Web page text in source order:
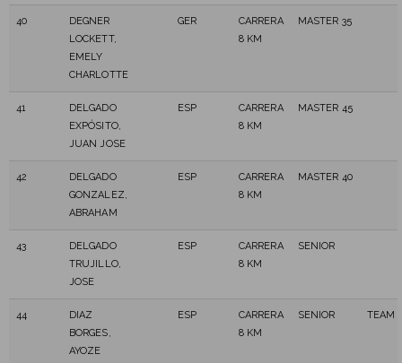
40
DEGNER
LOCKETT,
EMELY
CHARLOTTE
GER
CARRERA
8 KM
MASTER 35
41
DELGADO
EXPÓSITO,
JUAN JOSE
ESP
CARRERA
8 KM
MASTER 45
42
DELGADO
GONZALEZ,
ABRAHAM
ESP
CARRERA
8 KM
MASTER 40
43
DELGADO
TRUJILLO,
JOSE
ESP
CARRERA
8 KM
SENIOR
44
DIAZ
BORGES,
AYOZE
ESP
CARRERA
8 KM
SENIOR TEAM